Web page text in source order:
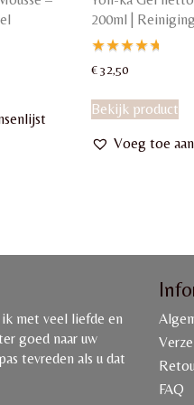
200ml |
Gewaardeerd
uit 5
€32,50
Bekijk product
Voeg toe
met veel liefde en
goed naar uw
tevreden als u dat
FAQ